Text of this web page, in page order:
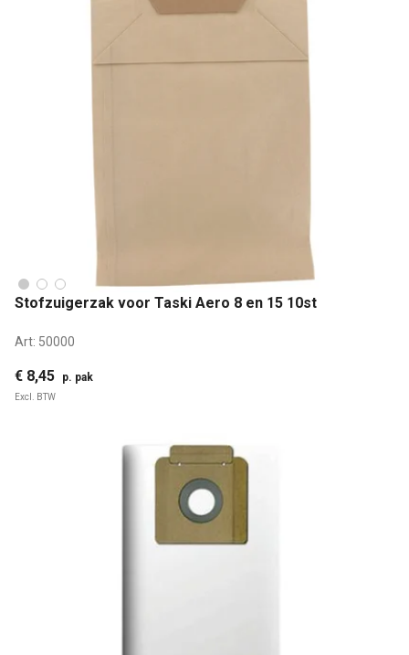
Stofzuigerzak voor Taski Aero 8 en 15 10st
Art: 50000
€ 8,45 p. pak
Excl. BTW